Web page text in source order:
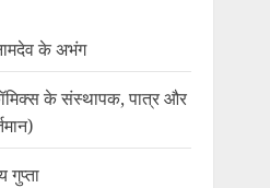
के अभंग
के संस्थापक, पात्र और